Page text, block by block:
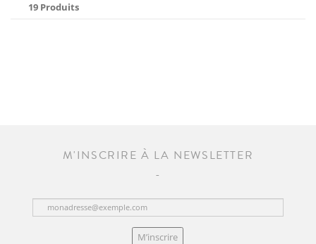
19 Produits
M'INSCRIRE À LA NEWSLETTER
M’inscrire